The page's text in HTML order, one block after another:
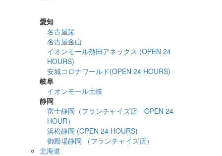
愛知
名古屋栄
名古屋金山
イオンモール熱田アネックス (OPEN 24
HOURS)
安城コロナワールド(OPEN 24 HOURS)
岐阜
イオンモール土岐
静岡
富士静岡（フランチャイズ店 OPEN 24
HOUR）
浜松静岡 (OPEN 24 HOURS)
御殿場静岡 （フランチャイズ店）
北海道